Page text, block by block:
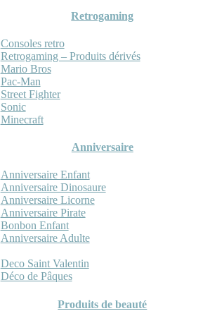
Retrogaming
Consoles retro
Retrogaming – Produits dérivés
Mario Bros
Pac-Man
Street Fighter
Sonic
Minecraft
Anniversaire
Anniversaire Enfant
Anniversaire Dinosaure
Anniversaire Licorne
Anniversaire Pirate
Bonbon Enfant
Anniversaire Adulte
Deco Saint Valentin
Déco de Pâques
Produits de beauté